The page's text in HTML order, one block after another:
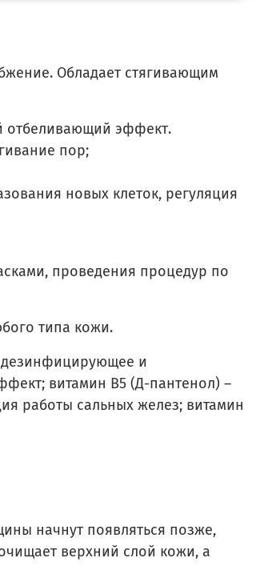
Обладает стягивающим
отбеливающий эффект.
пор;
новых клеток, регуляция
проведения процедур по
типа кожи.
дезинфицирующее и
витамин В5 (Д-пантенол) –
работы сальных желез; витамин
начнут появляться позже,
верхний слой кожи, а